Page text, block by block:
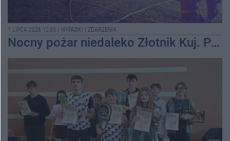
1 LIPCA 2026 12:05 | WYPADKI I ZDARZENIA
Nocny pożar niedaleko Złotnik Kuj. Przyczyną mógł być piorun